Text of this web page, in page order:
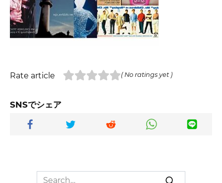
Rate article ( No ratings yet )
SNSでシェア
Search